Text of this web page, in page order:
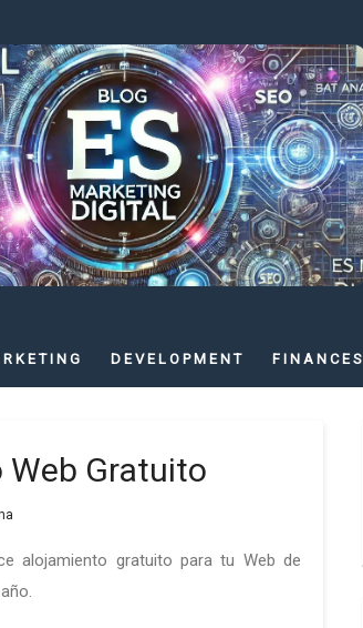
DEVELOPMENT FINANCES
Web Gratuito
alojamiento gratuito para tu Web de